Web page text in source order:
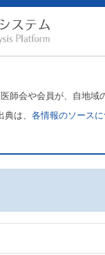
師会や会員が、自地
典は、各情報のソース